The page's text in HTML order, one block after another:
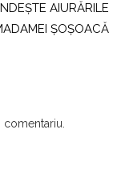
AIURĂRILE
ŞOŞOACĂ